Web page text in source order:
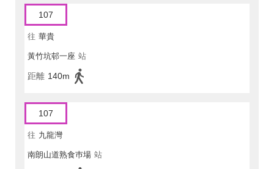
107
往 華貴
黃竹坑邨一座 站
距離 140m
107
往 九龍灣
南朗山道熟食巿場 站